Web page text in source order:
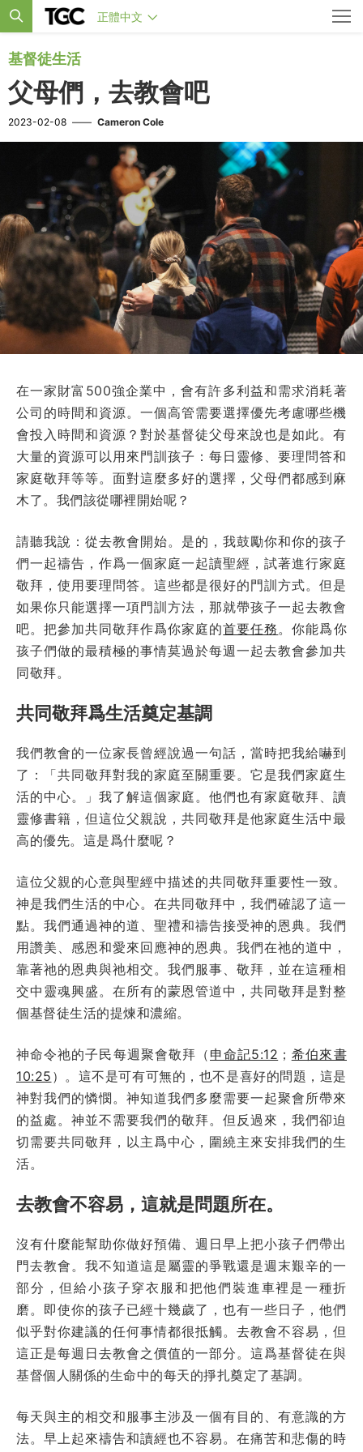
正體中文
基督徒生活
父母們，去教會吧
2023-02-08 —— Cameron Cole
在一家財富500強企業中，會有許多利益和需求消耗著
公司的時間和資源。一個高管需要選擇優先考慮哪些機
會投入時間和資源？對於基督徒父母來說也是如此。有
大量的資源可以用來門訓孩子：每日靈修、要理問答和
家庭敬拜等等。面對這麼多好的選擇，父母們都感到麻
木了。我們該從哪裡開始呢？
請聽我說：從去教會開始。是的，我鼓勵你和你的孩子
們一起禱告，作爲一個家庭一起讀聖經，試著進行家庭
敬拜，使用要理問答。這些都是很好的門訓方式。但是
如果你只能選擇一項門訓方法，那就帶孩子一起去教會
吧。把參加共同敬拜作爲你家庭的首要任務 。你能爲你
孩子們做的最積極的事情莫過於每週一起去教會參加共
同敬拜。
共同敬拜爲生活奠定基調
我們教會的一位家長曾經說過一句話，當時把我給嚇到
了：「共同敬拜對我的家庭至關重要。它是我們家庭生
活的中心。」我了解這個家庭。他們也有家庭敬拜、讀
靈修書籍，但這位父親說，共同敬拜是他家庭生活中最
高的優先。這是爲什麼呢？
這位父親的心意與聖經中描述的共同敬拜重要性一致。
神是我們生活的中心。在共同敬拜中，我們確認了這一
點。我們通過神的道、聖禮和禱告接受神的恩典。我們
用讚美、感恩和愛來回應神的恩典。我們在祂的道中，
靠著祂的恩典與祂相交。我們服事、敬拜，並在這種相
交中靈魂興盛。在所有的蒙恩管道中，共同敬拜是對整
個基督徒生活的提煉和濃縮。
神命令祂的子民每週聚會敬拜（ 申命記5:12 ； 希伯來書
10:25 ）。這不是可有可無的，也不是喜好的問題，這是
神對我們的憐憫。神知道我們多麼需要一起聚會所帶來
的益處。神並不需要我們的敬拜。但反過來，我們卻迫
切需要共同敬拜，以主爲中心，圍繞主來安排我們的生
活。
去教會不容易，這就是問題所在。
沒有什麼能幫助你做好預備、週日早上把小孩子們帶出
門去教會。我不知道這是屬靈的爭戰還是週末艱辛的一
部分，但給小孩子穿衣服和把他們裝進車裡是一種折
磨。即使你的孩子已經十幾歲了，也有一些日子，他們
似乎對你建議的任何事情都很抵觸。去教會不容易，但
這正是每週日去教會之價值的一部分。這爲基督徒在與
基督個人關係的生命中的每天的掙扎奠定了基調。
每天與主的相交和服事主涉及一個有目的、有意識的方
法。早上起來禱告和讀經也不容易。在痛苦和悲傷的時